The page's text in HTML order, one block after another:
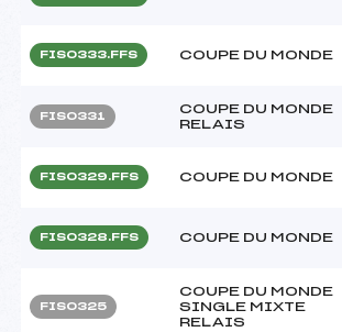
FIS0333.FFS COUPE DU MONDE
FIS0331
COUPE DU MONDE
RELAIS
FIS0329.FFS COUPE DU MONDE
FIS0328.FFS COUPE DU MONDE
FIS0325
COUPE DU MONDE
SINGLE MIXTE
RELAIS